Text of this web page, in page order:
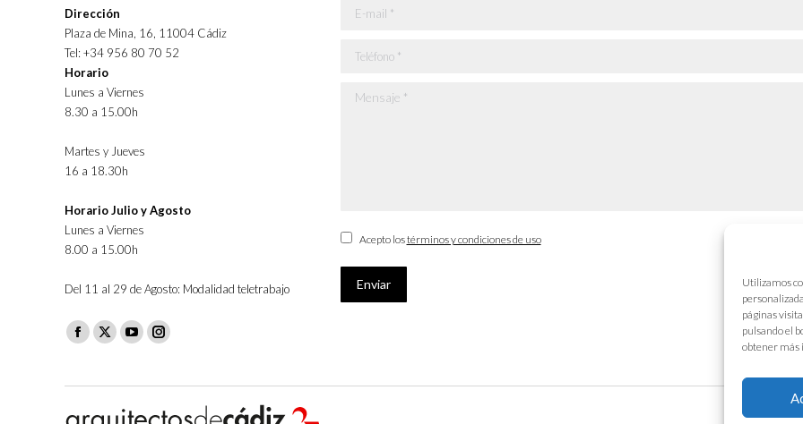
Utilizamos
páginas
pulsando el
obtener más
Dirección
Plaza de Mina, 16, 11004 Cádiz
Tel: +34 956 80 70 52
Horario
Lunes a Viernes
8.30 a 15.00h
Martes y Jueves
16 a 18.30h
Horario Julio y Agosto
Lunes a Viernes
8.00 a 15.00h
Del 11 al 29 de Agosto: Modalidad teletrabajo
Facebook
opens
in
X
opens
in
YouTube
opens
in
Instagram
opens
in
E-mail *
Teléfono *
Mensaje *
Acepto lostérminos y condiciones de uso
Enviar